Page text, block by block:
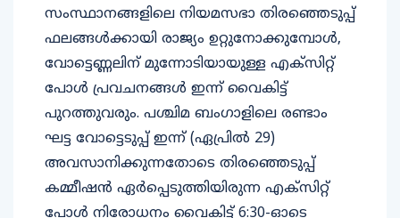
സംസ്ഥാനങ്ങളിലെ നിയമസഭാ തിരഞ്ഞെടുപ്പ്
ഫലങ്ങൾക്കായി രാജ്യം ഉറ്റുനോക്കുമ്പോൾ,
വോട്ടെണ്ണലിന് മുന്നോടിയായുള്ള എക്സിറ്റ്
പോൾ പ്രവചനങ്ങൾ ഇന്ന് വൈകിട്ട്
പുറത്തുവരും. പശ്ചിമ ബംഗാളിലെ രണ്ടാം
ഘട്ട വോട്ടെടുപ്പ് ഇന്ന് (ഏപ്രിൽ 29)
അവസാനിക്കുന്നതോടെ തിരഞ്ഞെടുപ്പ്
കമ്മീഷൻ ഏർപ്പെടുത്തിയിരുന്ന എക്സിറ്റ്
പോൾ നിരോധനം വൈകിട്ട് 6:30-ഓടെ